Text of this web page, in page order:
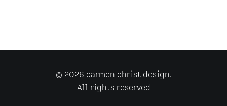
© 2026 carmen christ design.
All rights reserved